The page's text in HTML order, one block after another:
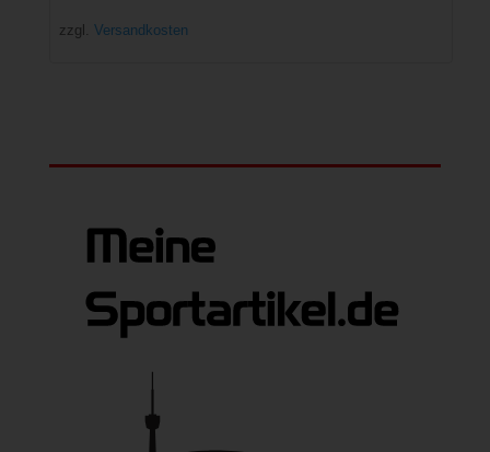
zzgl. Versandkosten